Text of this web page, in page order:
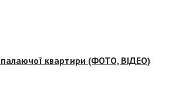
квартири (ФОТО, ВІДЕО)